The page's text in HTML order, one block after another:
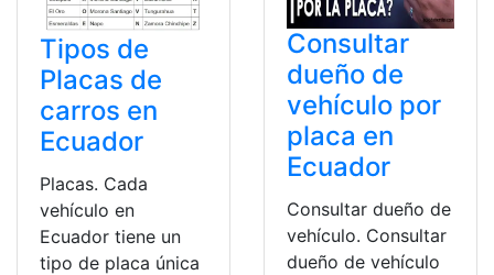
Tipos de
Placas de
carros en
Ecuador
Placas. Cada
vehículo en
Ecuador tiene un
tipo de placa única
Consultar
dueño de
vehículo por
placa en
Ecuador
Consultar dueño de
vehículo. Consultar
dueño de vehículo